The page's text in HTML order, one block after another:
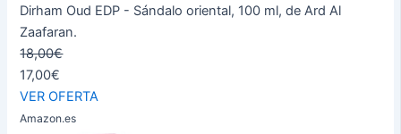
Dirham Oud EDP - Sándalo oriental, 100 ml, de Ard Al
Zaafaran.
18,00€
17,00€
VER OFERTA
Amazon.es